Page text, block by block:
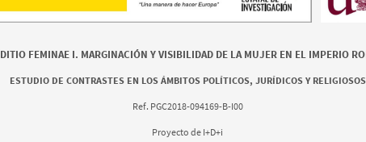
FEMINAE I. MARGINACIÓN Y VISIBILIDAD DE LA MUJER EN EL IMPERIO
ESTUDIO DE CONTRASTES EN LOS ÁMBITOS POLÍTICOS, JURÍDICOS Y RELIGIOSOS
Ref. PGC2018-094169-B-I00
Proyecto de I+D+i